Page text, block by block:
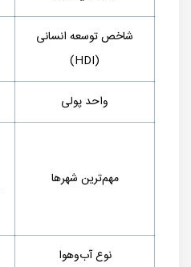
شاخص توسعه انسانی
(
HDI
)
واحد پولی
مهم‌ترین شهرها
نوع آب‌وهوا